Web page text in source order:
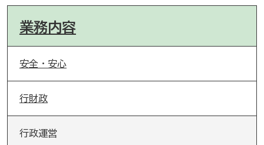
業務内容
安全・安心
行財政
行政運営